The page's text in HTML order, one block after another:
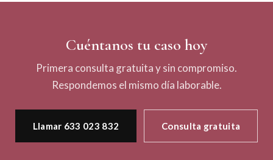
Cuéntanos tu caso hoy
Primera consulta gratuita y sin compromiso.
Respondemos el mismo día laborable.
Llamar 633 023 832 Consulta gratuita